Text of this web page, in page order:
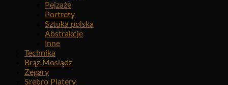
Pejzaże
Portrety
Sztuka polska
Abstrakcje
Inne
Technika
Brąz Mosiądz
Zegary
Srebro Platery